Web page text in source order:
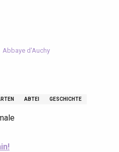
Abbaye d'Auchy
ABTEI GESCHICHTE